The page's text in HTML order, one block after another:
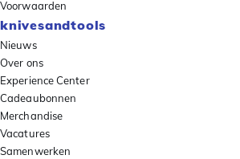
Voorwaarden
knivesandtools
Nieuws
Over ons
Experience Center
Cadeaubonnen
Merchandise
Vacatures
Samenwerken